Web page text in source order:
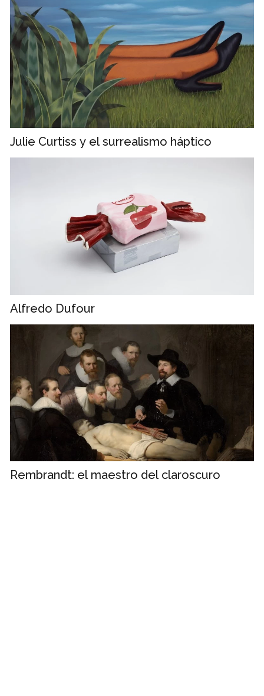
Julie Curtiss y el surrealismo háptico
Alfredo Dufour
Rembrandt: el maestro del claroscuro